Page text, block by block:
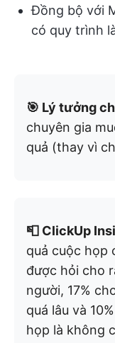
Đồng bộ với
có quy trình
🎯 Lý tưởng
chuyên gia
quả (thay vì
📮 ClickUp
quả cuộc họp
được hỏi cho
người, 17%
quá lâu và
họp là không